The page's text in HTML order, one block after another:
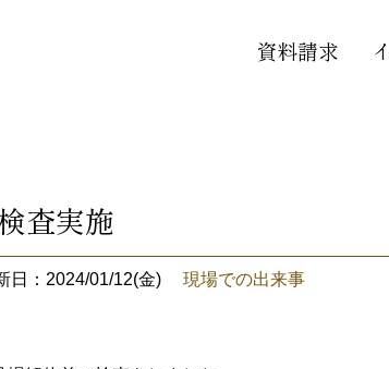
資料請求
査実施
日：2024/01/12(金) 現場での出来事